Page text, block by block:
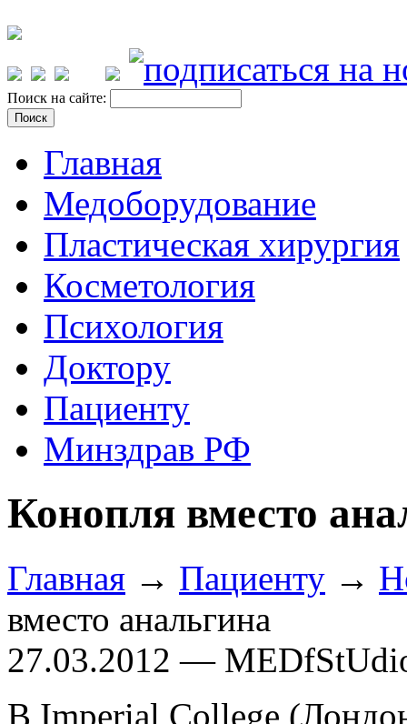
Поиск на сайте:
Главная
Медоборудование
Пластическая хирургия
Косметология
Психология
Доктору
Пациенту
Минздрав РФ
Конопля вместо
Главная → Пациенту →
вместо анальгина
27.03.2012 —
В Imperial College